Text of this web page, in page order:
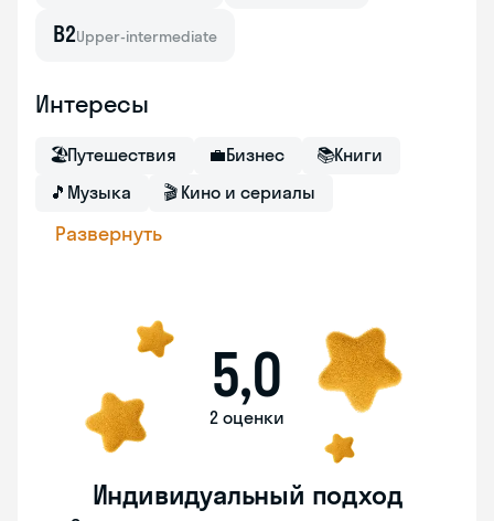
B2Upper-intermediate
Интересы
🏖Путешествия 💼Бизнес 📚Книги
🎵 Музыка 🎬 Кино и сериалы
Развернуть
5,0
2 оценки
Индивидуальный подход